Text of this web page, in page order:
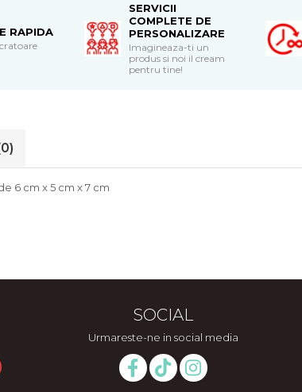
RAPIDA
SERVICII
COMPLETE DE
PERSONALIZARE
Imagineaza-ti un
produs si noi il cream
pentru tine!
6 cm x 5 cm x 7 cm
SOCIAL
Urmareste-ne in social media